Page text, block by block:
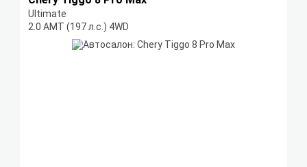
Ultimate
2.0 AMT (197 л.с.) 4WD